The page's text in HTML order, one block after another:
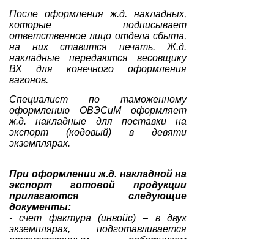
После оформления ж.д. накладных,
которые подписывает
ответственное лицо отдела сбыта,
на них ставится печать. Ж.д.
накладные передаются весовщику
ВХ для конечного оформления
вагонов.
Специалист по таможенному
оформлению ОВЭСиМ оформляет
ж.д. накладные для поставки на
экспорт (кодовый) в девяти
При оформлении ж.д. накладной на
экспорт готовой продукции
прилагаются следующие
документы:
- счет фактура (инвойс) – в двух
экземплярах, подготавливается